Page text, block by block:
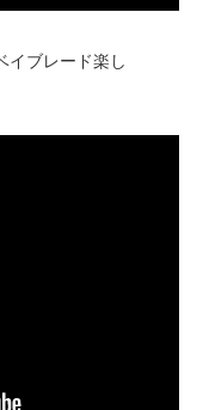
イブレード楽し